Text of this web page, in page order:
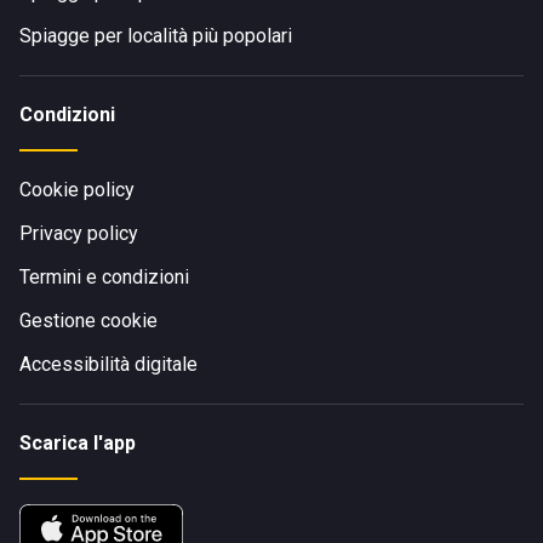
Spiagge per località più popolari
Condizioni
Cookie policy
Privacy policy
Termini e condizioni
Gestione cookie
Accessibilità digitale
Scarica l'app